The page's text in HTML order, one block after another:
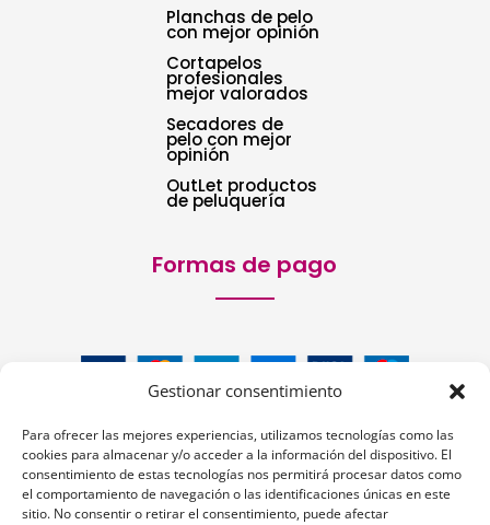
Gestionar consentimiento
Para ofrecer las mejores experiencias, utilizamos tecnologías como las
cookies para almacenar y/o acceder a la información del dispositivo. El
consentimiento de estas tecnologías nos permitirá procesar datos como
el comportamiento de navegación o las identificaciones únicas en este
sitio. No consentir o retirar el consentimiento, puede afectar
Planchas de pelo
con mejor opinión
Cortapelos
profesionales
mejor valorados
Secadores de
pelo con mejor
opinión
OutLet productos
de peluquería
Formas de pago